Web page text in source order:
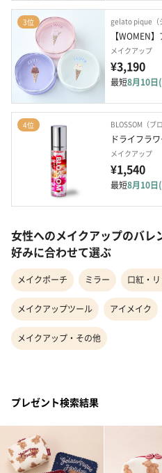
3位 gelato pique（
【WOMEN
メイクアップ
¥3,190
最短8月10日
4位 BLOSSOM（ブ
ドライフラ
メイクアップ
¥1,540
最短8月10日
女性へのメイクアップのバレ
好みに合わせて選ぶ
メイクポーチ ミラー 口紅・
メイクアップツール アイメイク
メイクアップ・その他
プレゼント検索結果